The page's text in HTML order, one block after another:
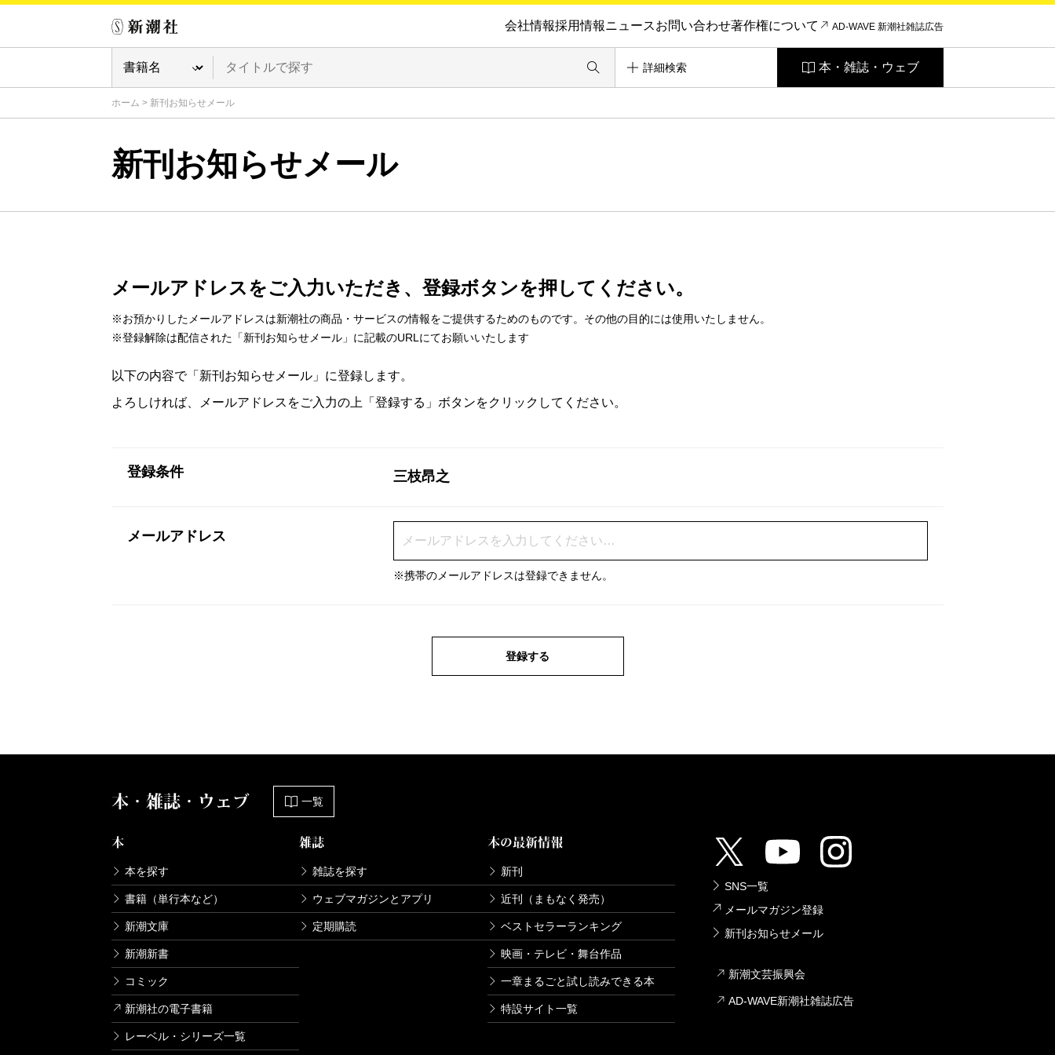
会社情報採用情報ニュースお問い合わせ著作権について AD-WAVE 新潮社雑誌広告
詳細検索 本・雑誌・ウェブ
ホーム > 新刊お知らせメール
新刊お知らせメール
メールアドレスをご入力いただき、登録ボタンを押してください。
※お預かりしたメールアドレスは新潮社の商品・サービスの情報をご提供するためのものです。その他の目的には使用いたしません。
※登録解除は配信された「新刊お知らせメール」に記載のURLにてお願いいたします
以下の内容で「新刊お知らせメール」に登録します。
よろしければ、メールアドレスをご入力の上「登録する」ボタンをクリックしてください。
登録条件 三枝昂之
メールアドレス
※携帯のメールアドレスは登録できません。
登録する
本・雑誌・ウェブ 一覧
本
本を探す
書籍（単行本など）
新潮文庫
新潮新書
コミック
新潮社の電子書籍
レーベル・シリーズ一覧
雑誌
雑誌を探す
ウェブマガジンとアプリ
定期購読
本の最新情報
新刊
近刊（まもなく発売）
ベストセラーランキング
映画・テレビ・舞台作品
一章まるごと試し読みできる本
特設サイト一覧
SNS一覧
メールマガジン登録
新刊お知らせメール
新潮文芸振興会
AD-WAVE新潮社雑誌広告